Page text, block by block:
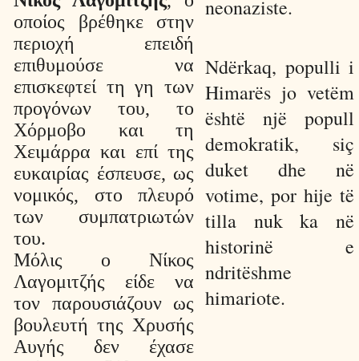
οποίος βρέθηκε στην
περιοχή επειδή
επιθυμούσε να
επισκεφτεί τη γη των
προγόνων του, το
Χόρμοβο και τη
Χειμάρρα και επί της
ευκαιρίας έσπευσε, ως
νομικός, στο πλευρό
των συμπατριωτών
του.
Μόλις ο Νίκος
Λαγομιτζής είδε να
τον παρουσιάζουν ως
βουλευτή της Χρυσής
Αυγής δεν έχασε
neonaziste.
Ndërkaq, populli i
Himarës jo vetëm
është një popull
demokratik, siç
duket dhe në
votime, por hije të
tilla nuk ka në
historinë e
ndritëshme
himariote.